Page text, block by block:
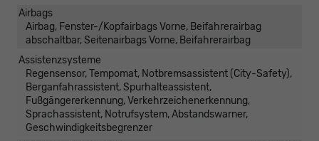
Airbags
Airbag, Fenster-/Kopfairbags Vorne, Beifahrerairbag
abschaltbar, Seitenairbags Vorne, Beifahrerairbag
Assistenzsysteme
Regensensor, Tempomat, Notbremsassistent (City-Safety),
Berganfahrassistent, Spurhalteassistent,
Fußgängererkennung, Verkehrzeichenerkennung,
Sprachassistent, Notrufsystem, Abstandswarner,
Geschwindigkeitsbegrenzer